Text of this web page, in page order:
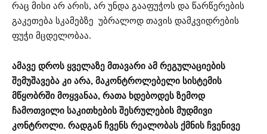
რაც მისი არ არის, არ უნდა გააფუჭოს და წარწერების
გაკეთება სკამებზე უბრალოდ თავის დამკვიდრების
ფუჭი მცდელობაა.
ამავე დროს ყველაზე მთავარი ამ რეგულაციების
შემუშავება კი არა, მაკონტროლებელი სისტემის
მწყობრში მოყვანაა, რათა ხდებოდეს ზემოდ
ჩამოთვილი საკითხების შესრულების მუდმივი
კონტროლი. რადგან ჩვენს რეალობას ქმნის ჩვენივე